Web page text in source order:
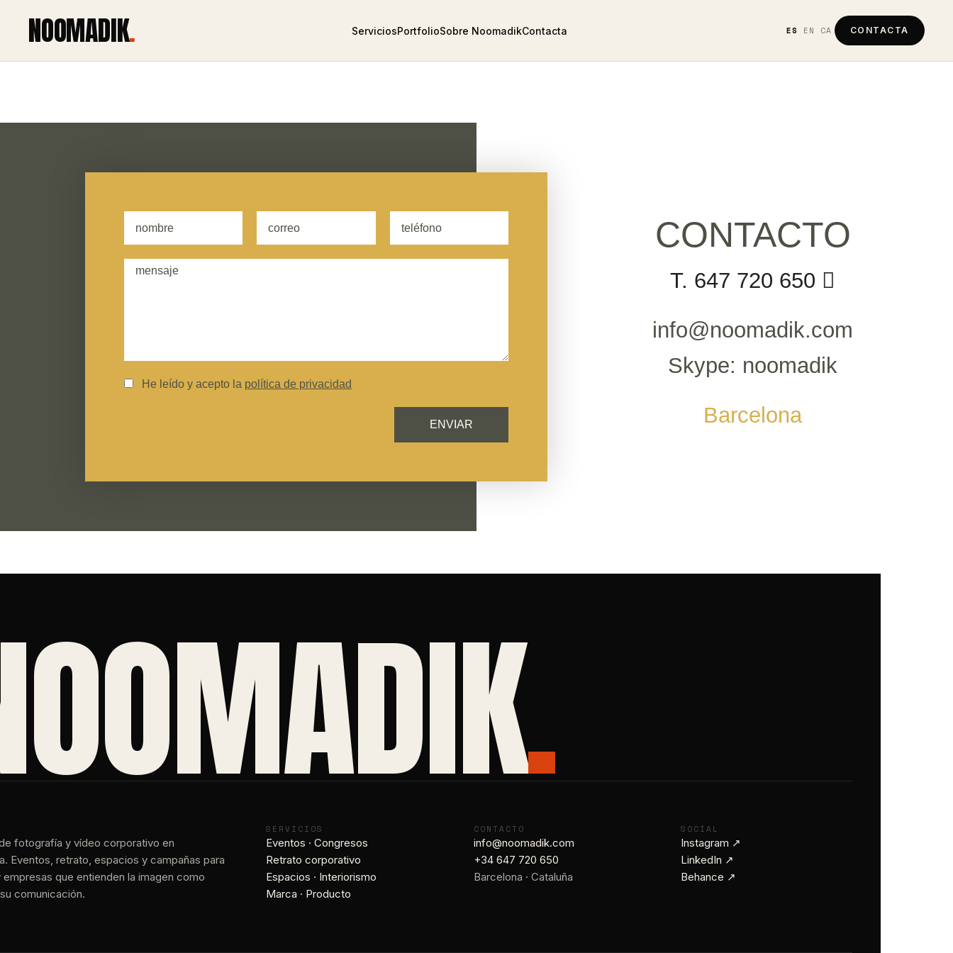
NOOMADIK. ServiciosPortfolioSobre NoomadikContacta ES EN CA CONTACTA
He leído y acepto la política de privacidad
ENVIAR
CONTACTO
T. 647 720 650
info@noomadik.com
Skype: noomadik
Barcelona
.
fotografía y vídeo corporativo en
Eventos, retrato, espacios y campañas para
empresas que entienden la imagen como
comunicación.
SERVICIOS
Eventos · Congresos
Retrato corporativo
Espacios · Interiorismo
Marca · Producto
CONTACTO
info@noomadik.com
+34 647 720 650
Barcelona · Cataluña
SOCIAL
Instagram ↗
LinkedIn ↗
Behance ↗